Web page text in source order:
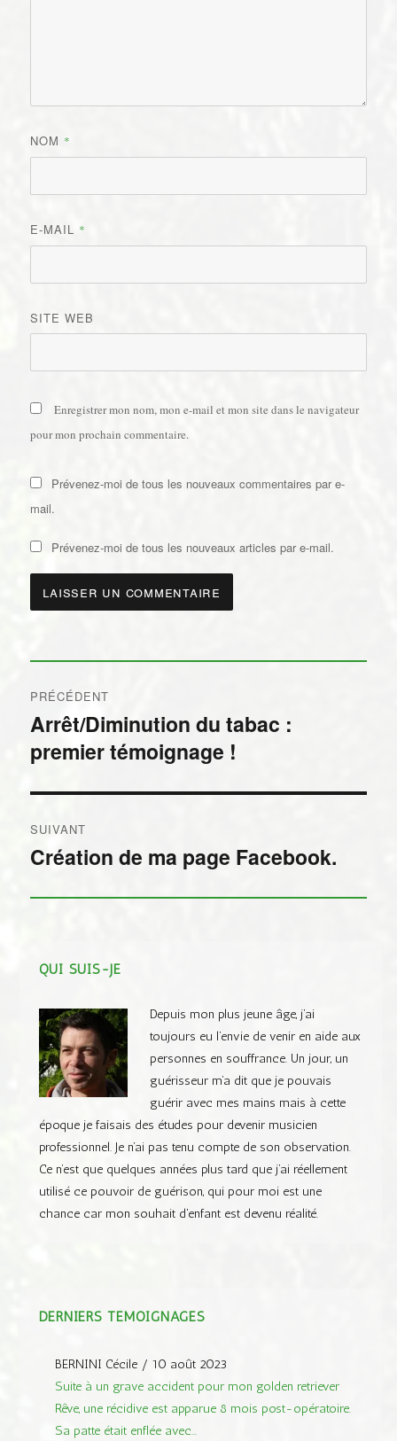
NOM *
E-MAIL *
SITE WEB
Enregistrer mon nom, mon e-mail et mon site dans le navigateur
pour mon prochain commentaire.
Prévenez-moi de tous les nouveaux commentaires par e-
mail.
Prévenez-moi de tous les nouveaux articles par e-mail.
de
l’article
PRÉCÉDENT
Publication
précédente :
Arrêt/Diminution du tabac :
premier témoignage !
SUIVANT
Publication
Création de ma page Facebook.
QUI SUIS-JE
Depuis mon plus jeune âge, j’ai
toujours eu l’envie de venir en aide aux
personnes en souffrance. Un jour, un
guérisseur m’a dit que je pouvais
guérir avec mes mains mais à cette
époque je faisais des études pour devenir musicien
professionnel. Je n’ai pas tenu compte de son observation.
Ce n’est que quelques années plus tard que j’ai réellement
utilisé ce pouvoir de guérison, qui pour moi est une
chance car mon souhait d'enfant est devenu réalité.
DERNIERS TÉMOIGNAGES
BERNINI Cécile/ 10 août 2023
Suite à un grave accident pour mon golden retriever
Rêve, une récidive est apparue 8 mois post-opératoire.
Sa patte était enflée avec...